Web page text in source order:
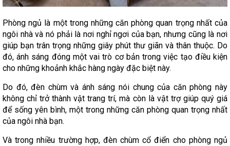
Phòng ngủ là một trong những căn phòng quan trọng nhất của
ngôi nhà và nó phải là nơi nghỉ ngơi của bạn, nhưng cũng là nơi
giúp bạn trân trọng những giây phút thư giãn và thân thuộc. Do
đó, ánh sáng đóng một vai trò cơ bản trong việc tạo điều kiện
cho những khoảnh khắc hàng ngày đặc biệt này.
Do đó, đèn chùm và ánh sáng nói chung của căn phòng này
không chỉ trở thành vật trang trí, mà còn là vật trợ giúp quý giá
để sống yên bình, một trong những căn phòng quan trọng nhất
của ngôi nhà bạn.
Và trong nhiều trường hợp, đèn chùm cổ điển cho phòng ngủ